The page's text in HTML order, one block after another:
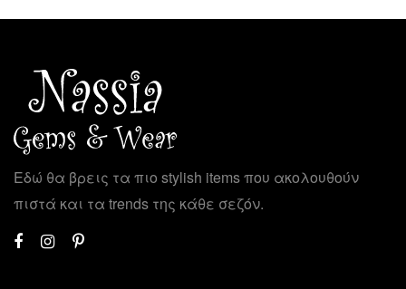
Εδώ θα βρεις τα πιο stylish items που ακολουθούν
πιστά και τα trends της κάθε σεζόν.